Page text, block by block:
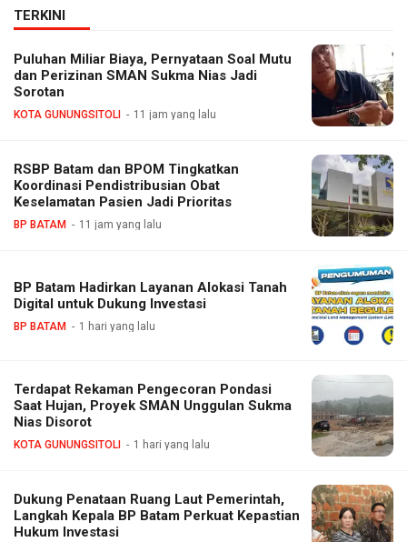
TERKINI
Puluhan Miliar Biaya, Pernyataan Soal Mutu
dan Perizinan SMAN Sukma Nias Jadi
Sorotan
KOTA GUNUNGSITOLI 11 jam yang lalu
RSBP Batam dan BPOM Tingkatkan
Koordinasi Pendistribusian Obat
Keselamatan Pasien Jadi Prioritas
BP BATAM 11 jam yang lalu
BP Batam Hadirkan Layanan Alokasi Tanah
Digital untuk Dukung Investasi
BP BATAM 1 hari yang lalu
Terdapat Rekaman Pengecoran Pondasi
Saat Hujan, Proyek SMAN Unggulan Sukma
Nias Disorot
KOTA GUNUNGSITOLI 1 hari yang lalu
Dukung Penataan Ruang Laut Pemerintah,
Langkah Kepala BP Batam Perkuat Kepastian
Hukum Investasi